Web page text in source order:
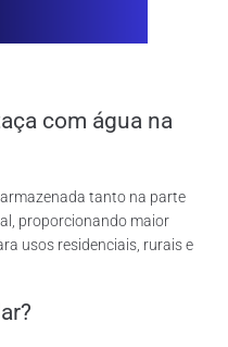
com água na
tanto na parte
proporcionando maior
usos residenciais, rurais e